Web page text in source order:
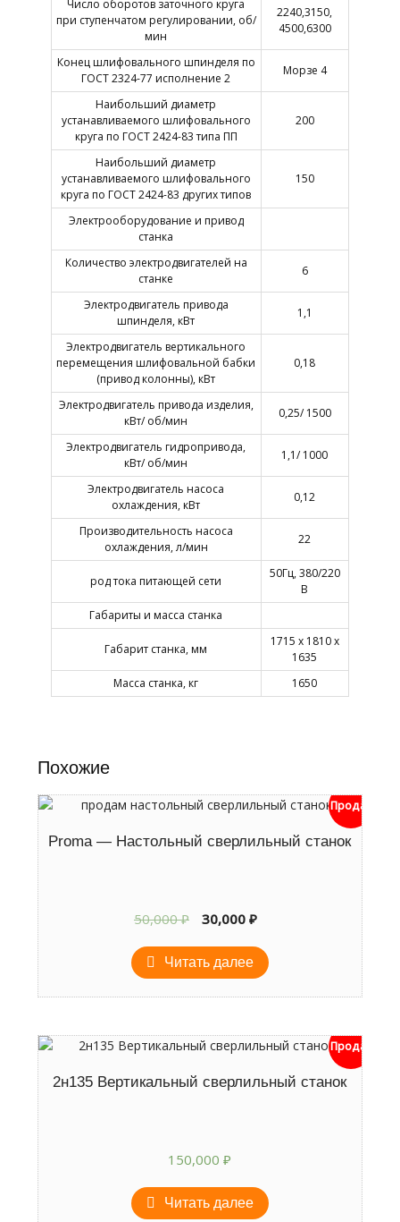
Число оборотов заточного круга
при ступенчатом регулировании, об/
мин
2240,3150,
4500,6300
Конец шлифовального шпинделя по
ГОСТ 2324-77 исполнение 2
Морзе 4
Наибольший диаметр
устанавливаемого шлифовального
круга по ГОСТ 2424-83 типа ПП
200
Наибольший диаметр
устанавливаемого шлифовального
круга по ГОСТ 2424-83 других типов
150
Электрооборудование и привод
станка
Количество электродвигателей на
станке
6
Электродвигатель привода
шпинделя, кВт
1,1
Электродвигатель вертикального
перемещения шлифовальной бабки
(привод колонны), кВт
0,18
Электродвигатель привода изделия,
кВт/ об/мин
0,25/ 1500
Электродвигатель гидропривода,
кВт/ об/мин
1,1/ 1000
Электродвигатель насоса
охлаждения, кВт
0,12
Производительность насоса
охлаждения, л/мин
22
род тока питающей сети
50Гц, 380/220
В
Габариты и масса станка
Габарит станка, мм
1715 х 1810 х
1635
Масса станка, кг
1650
Похожие
Продан
Proma — Настольный сверлильный станок
50,000₽
Первоначальная
составляла
50,000 ₽.
30,000 ₽
30,000 ₽.
Читать далее
Продан
2н135 Вертикальный сверлильный станок
150,000₽
Читать далее